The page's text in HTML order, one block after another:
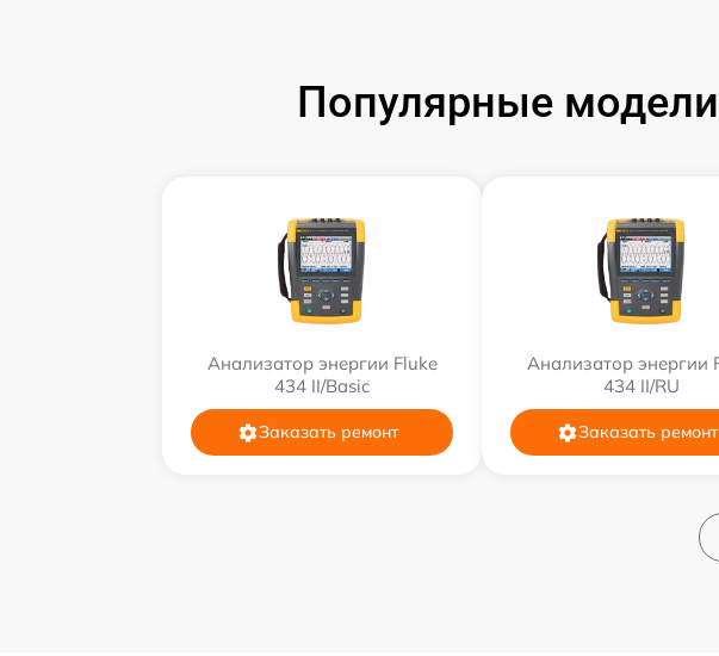
Популярные
Анализатор энергии Fluke
434 II/Basic
Заказать ремонт
Анализатор энергии
434 II/RU
Заказать ремонт